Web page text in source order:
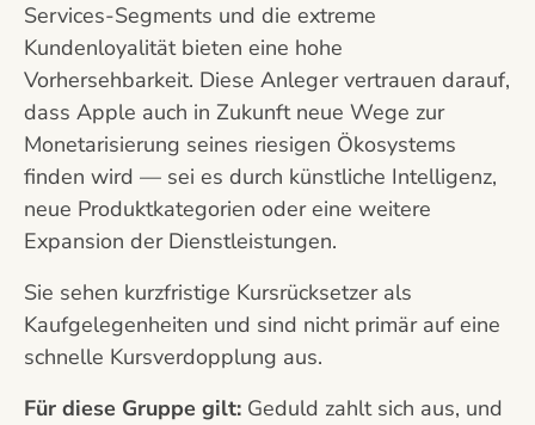
Services-Segments und die extreme
Kundenloyalität bieten eine hohe
Vorhersehbarkeit. Diese Anleger vertrauen darauf,
dass Apple auch in Zukunft neue Wege zur
Monetarisierung seines riesigen Ökosystems
finden wird — sei es durch künstliche Intelligenz,
neue Produktkategorien oder eine weitere
Expansion der Dienstleistungen.
Sie sehen kurzfristige Kursrücksetzer als
Kaufgelegenheiten und sind nicht primär auf eine
schnelle Kursverdopplung aus.
Für diese Gruppe gilt: Geduld zahlt sich aus, und